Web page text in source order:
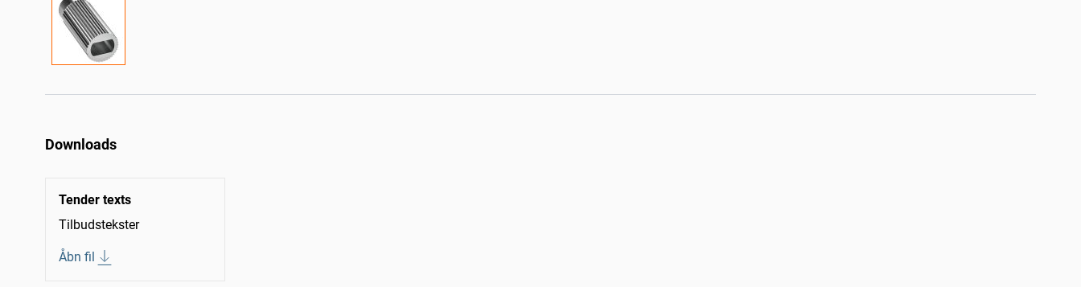
Downloads
Tender texts
Tilbudstekster
Åbn fil